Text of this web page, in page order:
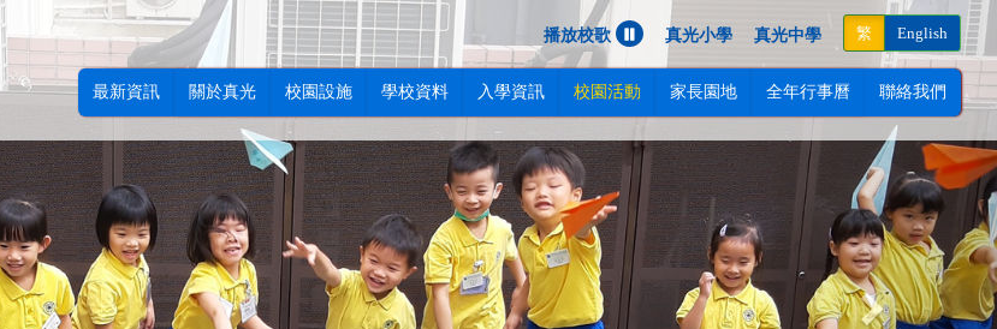
播放校歌 真光小學 真光中學 繁 English
最新資訊 關於真光 校園設施 學校資料 入學資訊 校園活動 家長園地 全年行事曆 聯絡我們
Next